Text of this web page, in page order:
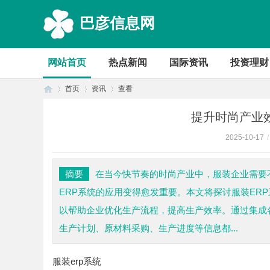
巴彦信息网
网站首页 热点新闻 国际资讯 投资理财
首页 资讯 查看
提升时尚产业
2025-10-17 /
摘要
在当今快节奏的时尚产业中，服装企业需
ERP系统的应用变得愈发重要。本文将探讨服装
以帮助企业优化生产流程，提高生产效率。通过集
生产计划、原材料采购、生产进度等信息都...
服装erp系统